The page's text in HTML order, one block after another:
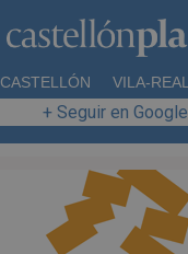
CASTELLÓN VILA-REAL
+ Seguir en Google